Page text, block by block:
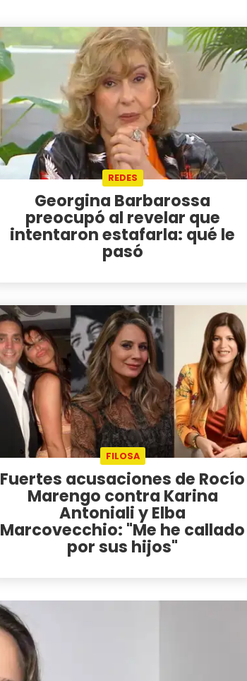
REDES
Georgina Barbarossa
preocupó al revelar que
intentaron estafarla: qué le
pasó
FILOSA
Fuertes acusaciones de Rocío
Marengo contra Karina
Antoniali y Elba
Marcovecchio: "Me he callado
por sus hijos"